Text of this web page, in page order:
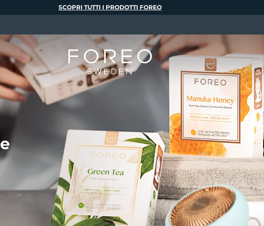
SCOPRI TUTTI I PRODOTTI FOREO